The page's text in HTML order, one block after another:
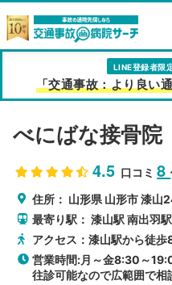
LINE登録者限
「交通事故：より良い
べにばな接骨院
4.5 口コミ8
住所： 山形県 山形市漆山
最寄り駅：漆山駅 南出羽駅
アクセス：漆山駅から徒歩
営業時間:月～金8:30～
往診可能なので広範囲で相